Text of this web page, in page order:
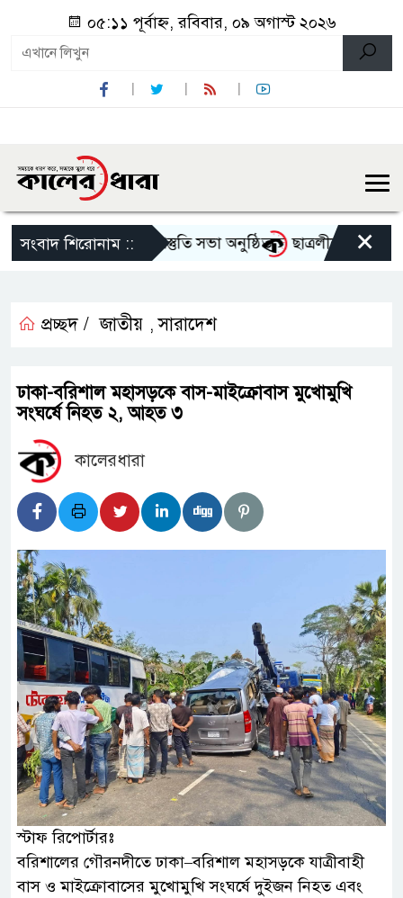
০৫:১১ পূর্বাহ্ন, রবিবার, ০৯ অগাস্ট ২০২৬
সংবাদ শিরোনাম ::
২০২৬ এর আগাম প্রস্তুতি সভা অনুষ্ঠিত ছাত্রলীগের দোসর
×
প্রচ্ছদ / জাতীয় ,সারাদেশ
ঢাকা-বরিশাল মহাসড়কে বাস-মাইক্রোবাস মুখোমুখি
সংঘর্ষে নিহত ২, আহত ৩
কালেরধারা
স্টাফ রিপোর্টারঃ
বরিশালের গৌরনদীতে ঢাকা–বরিশাল মহাসড়কে যাত্রীবাহী
বাস ও মাইক্রোবাসের মুখোমুখি সংঘর্ষে দুইজন নিহত এবং